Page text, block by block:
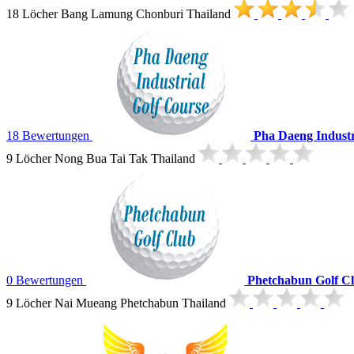
18 Löcher Bang Lamung Chonburi Thailand
18 Bewertungen
Pha Daeng
9 Löcher Nong Bua Tai Tak Thailand
0 Bewertungen
Phetchabun Golf
9 Löcher Nai Mueang Phetchabun Thailand